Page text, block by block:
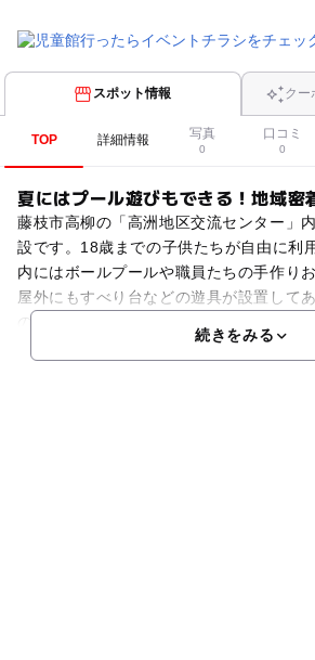
スポット情報 クー
TOP 詳細情報 写真
0
口コミ
0
夏にはプール遊びもできる！地域密
藤枝市高柳の「高洲地区交流センター」
設です。18歳までの子供たちが自由に利
内にはボールプールや職員たちの手作り
屋外にもすべり台などの遊具が設置して
の時間や、制作の時間など好きなことに
続きをみる